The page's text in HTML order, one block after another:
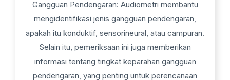
Gangguan Pendengaran: Audiometri membantu
mengidentifikasi jenis gangguan pendengaran,
apakah itu konduktif, sensorineural, atau campuran.
Selain itu, pemeriksaan ini juga memberikan
informasi tentang tingkat keparahan gangguan
pendengaran, yang penting untuk perencanaan